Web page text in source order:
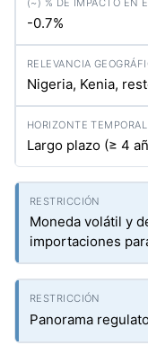
-0.7%
Nigeria, Kenia,
Largo plazo (≥ 4
Moneda volátil y
importaciones
Panorama